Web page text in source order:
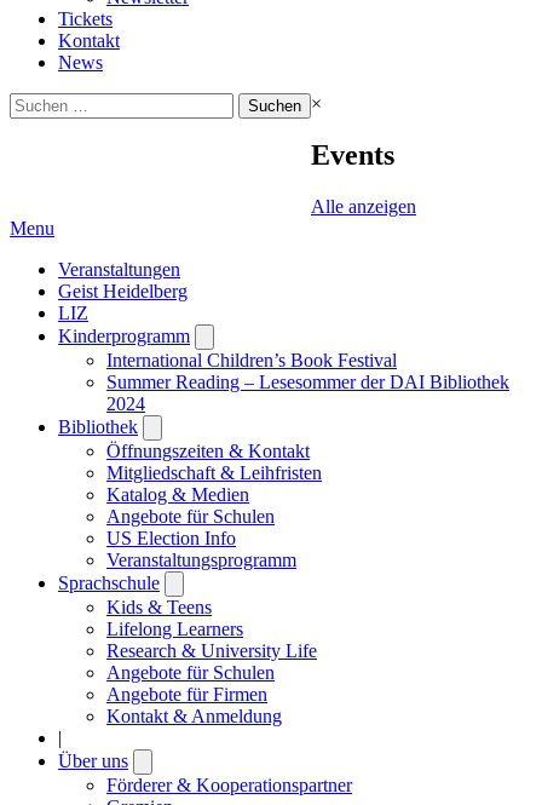
Tickets
Kontakt
News
Suchen
nach:
×
Events
Alle anzeigen
Menu
Veranstaltungen
Geist Heidelberg
LIZ
Kinderprogramm
submenu
International Children’s Book Festival
Summer Reading – Lesesommer der DAI Bibliothek
2024
Bibliothek
submenu
Öffnungszeiten & Kontakt
Mitgliedschaft & Leihfristen
Katalog & Medien
Angebote für Schulen
US Election Info
Veranstaltungsprogramm
Sprachschule
submenu
Kids & Teens
Lifelong Learners
Research & University Life
Angebote für Schulen
Angebote für Firmen
Kontakt & Anmeldung
|
Über uns
submenu
Förderer & Kooperationspartner